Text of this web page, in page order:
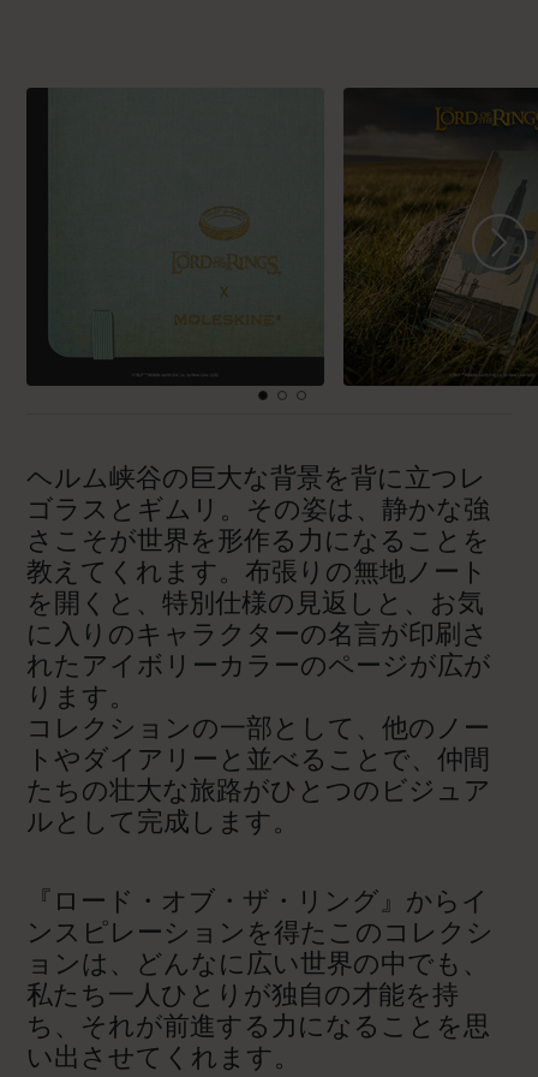
ヘルム峡谷の巨大な背景を背に立つレ
ゴラスとギムリ。その姿は、静かな強
さこそが世界を形作る力になることを
教えてくれます。布張りの無地ノート
を開くと、特別仕様の見返しと、お気
に入りのキャラクターの名言が印刷さ
れたアイボリーカラーのページが広が
ります。
コレクションの一部として、他のノー
トやダイアリーと並べることで、仲間
たちの壮大な旅路がひとつのビジュア
ルとして完成します。
『ロード・オブ・ザ・リング』からイ
ンスピレーションを得たこのコレクシ
ョンは、どんなに広い世界の中でも、
私たち一人ひとりが独自の才能を持
ち、それが前進する力になることを思
い出させてくれます。